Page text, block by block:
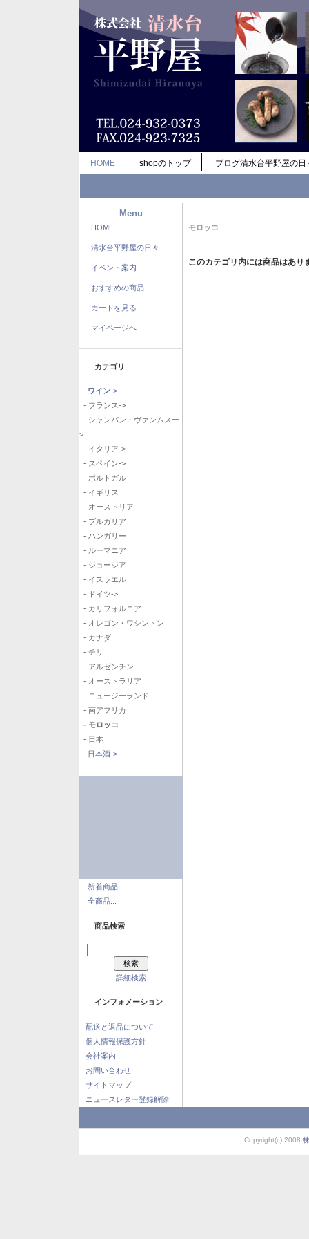
HOME shopのトップ ブログ清水台平野屋の日
Menu
HOME
清水台平野屋の日々
イベント案内
おすすめの商品
カートを見る
マイページへ
カテゴリ
ワイン->
- フランス->
- シャンパン・ヴァンムスー-
>
- イタリア->
- スペイン->
- ポルトガル
- イギリス
- オーストリア
- ブルガリア
- ハンガリー
- ルーマニア
- ジョージア
- イスラエル
- ドイツ->
- カリフォルニア
- オレゴン・ワシントン
- カナダ
- チリ
- アルゼンチン
- オーストラリア
- ニュージーランド
- 南アフリカ
- モロッコ
- 日本
日本酒->
新着商品...
全商品...
商品検索
詳細検索
インフォメーション
配送と返品について
個人情報保護方針
会社案内
お問い合わせ
サイトマップ
ニュースレター登録解除
モロッコ
このカテゴリ内には商品はあり
Copyright(c) 2008